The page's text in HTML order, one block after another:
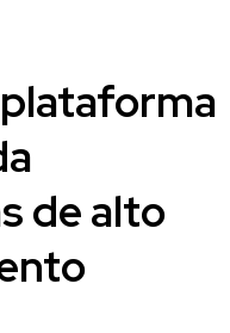
de alto